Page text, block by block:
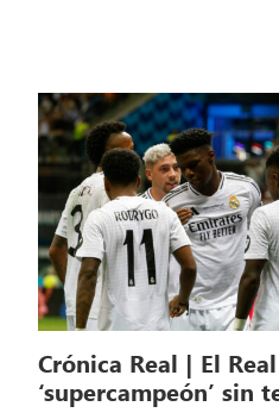
Crónica Real | El
‘supercampeón’ sin